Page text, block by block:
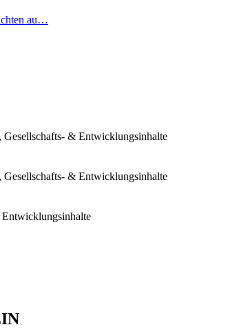
au…
& Entwicklungsinhalte
& Entwicklungsinhalte
Entwicklungsinhalte